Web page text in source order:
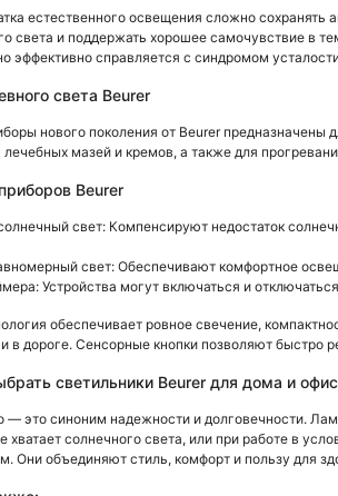
естественного освещения сложно
света и поддержать хорошее самочувствие в
эффективно справляется с синдромом
света Beurer
нового поколения от Beurer предназначены
лечебных мазей и кремов, а также для
Beurer
свет: Компенсируют недостаток
свет: Обеспечивают комфортное
Устройства могут включаться и
обеспечивает ровное свечение,
в дороге. Сенсорные кнопки позволяют быстро
светильники Beurer для дома и
— это синоним надежности и долговечности.
хватает солнечного света, или при работе в
Они объединяют стиль, комфорт и пользу для